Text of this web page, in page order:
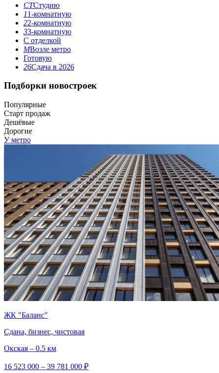
СТСтудию
11-комнатную
22-комнатную
33-комнатную
С отделкой
МВозле метро
Готовую
26Сдача в 2026
Подборки новостроек
Популярные
Старт продаж
Дешёвые
Дорогие
У метро
ЖК "Баланс"
Сдана, бизнес, чистовая
Окская – 0.5 км
16 523 000 – 39 781 000 ₽